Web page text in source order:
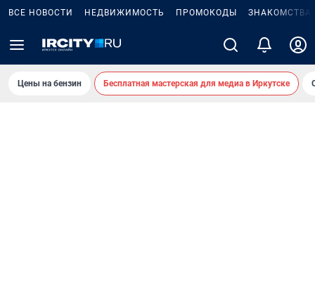
ВСЕ НОВОСТИ НЕДВИЖИМОСТЬ ПРОМОКОДЫ ЗНАКОМСТВА
Цены на бензин Бесплатная мастерская для медиа в Иркутске